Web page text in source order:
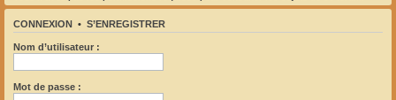
CONNEXION • S’ENREGISTRER
Nom d’utilisateur :
Mot de passe :